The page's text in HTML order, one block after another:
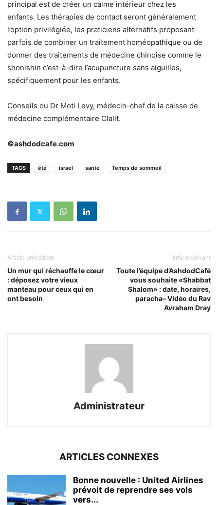
principal est de créer un calme intérieur chez les
enfants. Les thérapies de contact seront généralement
l’option privilégiée, les praticiens alternatifs proposant
parfois de combiner un traitement homéopathique ou de
donner des traitements de médecine chinoise comme le
shonishin c’est-à-dire l’acupuncture sans aiguilles,
spécifiquement pour les enfants.
Conseils du Dr Moti Levy, médecin-chef de la caisse de
médecine complémentaire Clalit.
©ashdodcafe.com
TAGS été israel sante Temps de sommeil
Article précédent
Un mur qui réchauffe le cœur
: déposez votre vieux
manteau pour ceux qui en
ont besoin
Article suivant
Toute l’équipe d’AshdodCafé
vous souhaite «Shabbat
Shalom» : date, horaires,
paracha– Vidéo du Rav
Avraham Dray
Administrateur
ARTICLES CONNEXES
Bonne nouvelle : United Airlines
prévoit de reprendre ses vols
vers...